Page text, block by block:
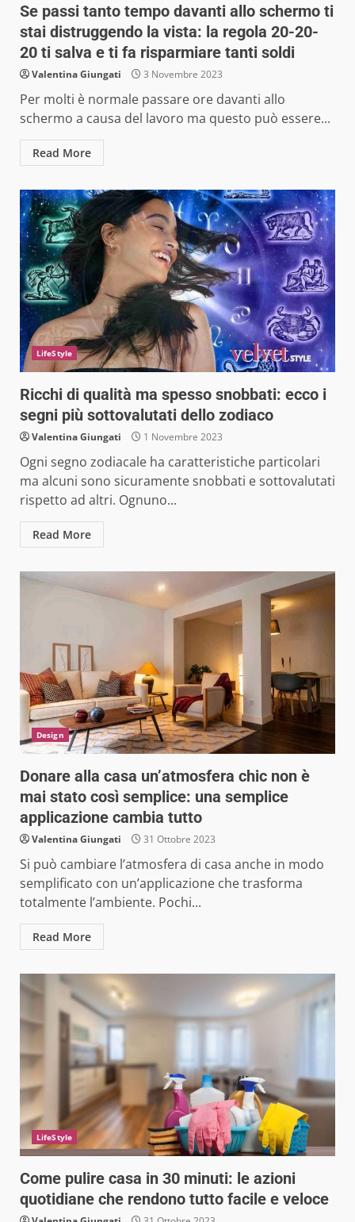
Se passi tanto tempo davanti allo schermo ti
stai distruggendo la vista: la regola 20-20-
20 ti salva e ti fa risparmiare tanti soldi
Valentina Giungati 3 Novembre 2023
Per molti è normale passare ore davanti allo
schermo a causa del lavoro ma questo può essere...
Read More
LifeStyle
Ricchi di qualità ma spesso snobbati: ecco i
segni più sottovalutati dello zodiaco
Valentina Giungati 1 Novembre 2023
Ogni segno zodiacale ha caratteristiche particolari
ma alcuni sono sicuramente snobbati e sottovalutati
rispetto ad altri. Ognuno...
Read More
Design
Donare alla casa un’atmosfera chic non è
mai stato così semplice: una semplice
applicazione cambia tutto
Valentina Giungati 31 Ottobre 2023
Si può cambiare l’atmosfera di casa anche in modo
semplificato con un’applicazione che trasforma
totalmente l’ambiente. Pochi...
Read More
LifeStyle
Come pulire casa in 30 minuti: le azioni
quotidiane che rendono tutto facile e veloce